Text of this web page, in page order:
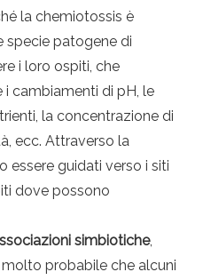
la chemiotossis è
specie patogene di
i loro ospiti, che
i cambiamenti di pH, le
la concentrazione di
ecc. Attraverso la
essere guidati verso i siti
dove possono
simbiotiche,
probabile che alcuni